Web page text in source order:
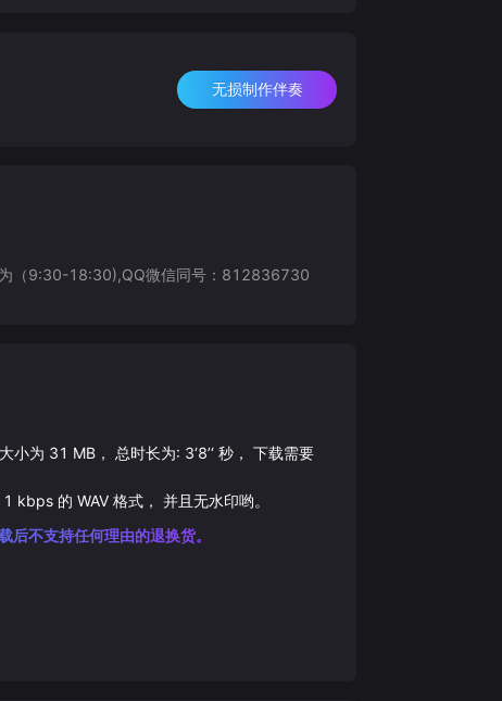
无损制作伴奏
为（9:30-18:30),QQ微信同号：812836730
小为 31 MB， 总时长为: 3‘8’‘秒， 下载需要
kbps 的 WAV格式， 并且无水印哟。
不支持任何理由的退换货。